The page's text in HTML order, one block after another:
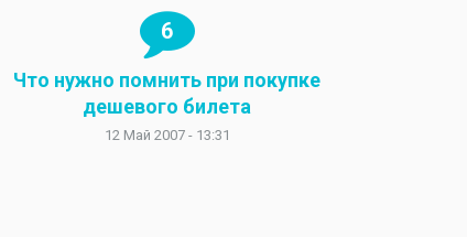
6
Что нужно помнить при покупке
дешевого билета
12 Май 2007 - 13:31